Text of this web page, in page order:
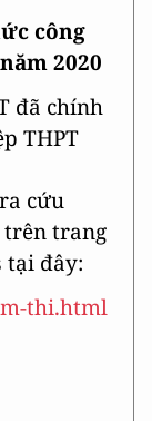
công
2020
đã chính
THPT
cứu
trên trang
tại đây:
thi.html